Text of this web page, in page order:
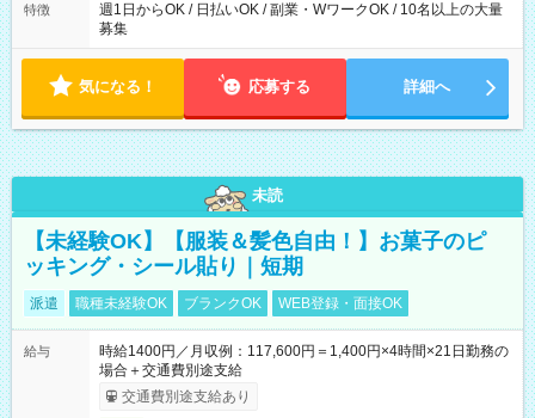
特徴
週1日からOK / 日払いOK / 副業・WワークOK / 10名以上の大量
募集
気になる！ 応募する 詳細へ
未読
【未経験OK】【服装＆髪色自由！】お菓子のピ
ッキング・シール貼り｜短期
派遣 職種未経験OK ブランクOK WEB登録・面接OK
給与
時給1400円／月収例：117,600円＝1,400円×4時間×21日勤務の
場合＋交通費別途支給
交通費別途支給あり